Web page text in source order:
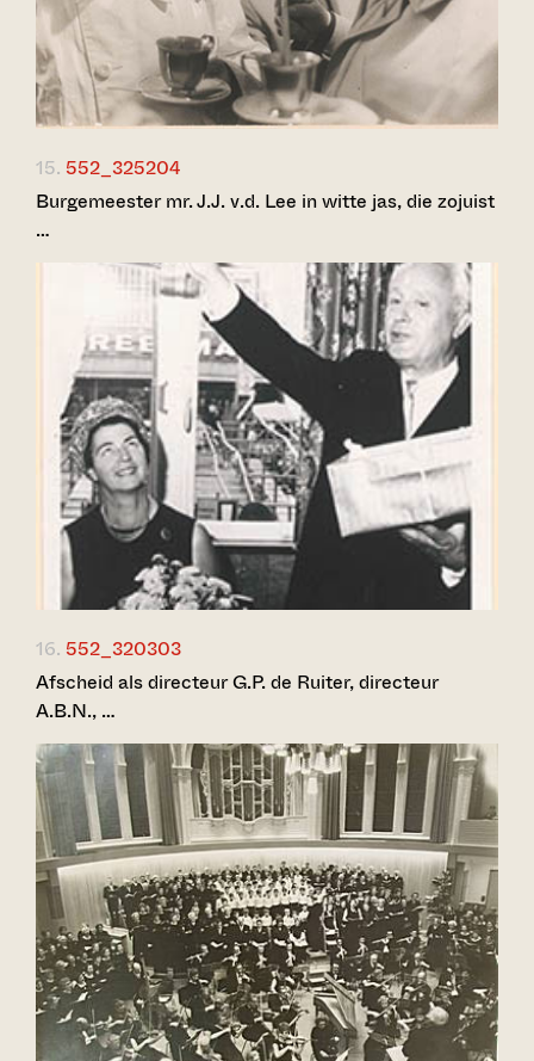
15. 552_325204
Burgemeester mr. J.J. v.d. Lee in witte jas, die zojuist
…
16. 552_320303
Afscheid als directeur G.P. de Ruiter, directeur
A.B.N., …